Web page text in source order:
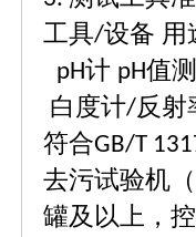
工具/设备 用
pH计 pH值
白度计/反
符合GB/T
去污试验机（
罐及以上，